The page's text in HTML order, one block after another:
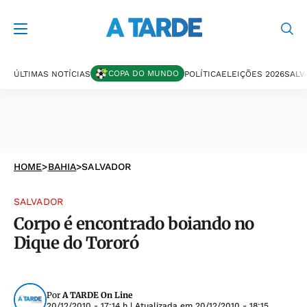
ÚLTIMAS NOTÍCIAS COPA DO MUNDO POLÍTICAELEIÇÕES 2026
HOME>BAHIA>SALVADOR
SALVADOR
Corpo é encontrado boiando no
Dique do Tororó
PorA TARDE On Line